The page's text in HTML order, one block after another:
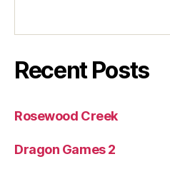
Recent Posts
Rosewood Creek
Dragon Games 2